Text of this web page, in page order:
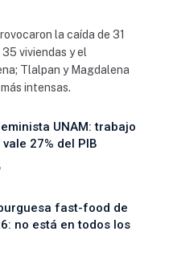
la caída de 31
viviendas y el
Tlalpan y Magdalena
intensas.
UNAM: trabajo
27% del PIB
fast-food de
no está en todos los